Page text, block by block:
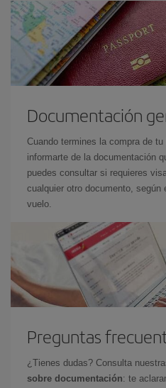
Documentación
Cuando termines la compra de
informarte de la documentación
puedes consultar si requieres
cualquier otro documento, según
vuelo.
Preguntas
¿Tienes dudas? Consulta
sobre documentación: te